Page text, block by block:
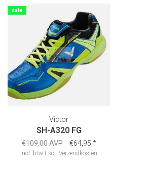
sale
Victor
SH-A320 FG
€109,00 AVP €64,95 *
Incl. btw Excl. Verzendkosten